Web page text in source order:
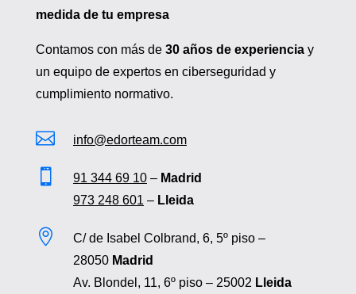
medida de tu empresa
Contamos con más de 30 años de experienciay
un equipo de expertos en ciberseguridad y
cumplimiento normativo.
 info@edorteam.com
 91 344 69 10– Madrid
973 248 601 – Lleida

C/ de Isabel Colbrand, 6, 5º piso –
28050 Madrid
Av. Blondel, 11, 6º piso – 25002 Lleida